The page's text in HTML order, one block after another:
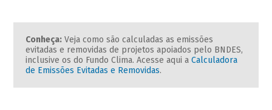
Conheça: Veja como são calculadas as emissões
evitadas e removidas de projetos apoiados pelo BNDES,
inclusive os do Fundo Clima. Acesse aqui aCalculadora
de Emissões Evitadas e Removidas.